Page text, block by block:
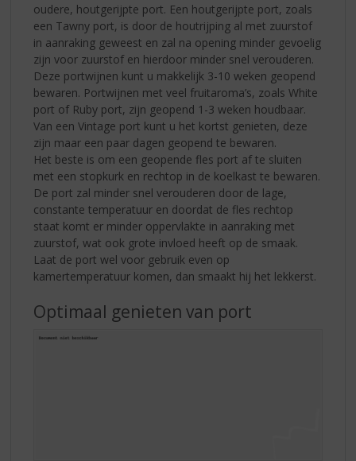
oudere, houtgerijpte port. Een houtgerijpte port, zoals
een Tawny port, is door de houtrijping al met zuurstof
in aanraking geweest en zal na opening minder gevoelig
zijn voor zuurstof en hierdoor minder snel verouderen.
Deze portwijnen kunt u makkelijk 3-10 weken geopend
bewaren. Portwijnen met veel fruitaroma’s, zoals White
port of Ruby port, zijn geopend 1-3 weken houdbaar.
Van een Vintage port kunt u het kortst genieten, deze
zijn maar een paar dagen geopend te bewaren.
Het beste is om een geopende fles port af te sluiten
met een stopkurk en rechtop in de koelkast te bewaren.
De port zal minder snel verouderen door de lage,
constante temperatuur en doordat de fles rechtop
staat komt er minder oppervlakte in aanraking met
zuurstof, wat ook grote invloed heeft op de smaak.
Laat de port wel voor gebruik even op
kamertemperatuur komen, dan smaakt hij het lekkerst.
Optimaal genieten van port